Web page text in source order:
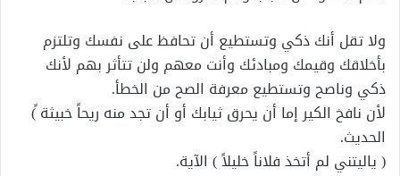
ولا تقل أنك ذكي وتستطيع أن تحافظ على نفسك وتلتزم
بأخلاقك وقيمك ومبادئك وأنت معهم ولن تتأثر بهم لأنك
ذكي وناصح وتستطيع معرفة الصح من الخطأ.
لأن نافخ الكير إما أن يحرق ثيابك أو أن تجد منه ريحاً خبيثة ً)
الحديث.
( ياليتني لم أتخذ فلاناً خليلاً ) الآية.